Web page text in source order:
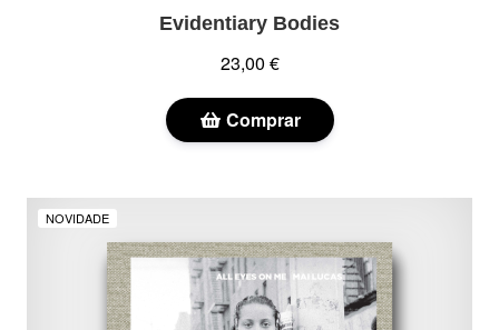
Evidentiary Bodies
23,00 €
Comprar
NOVIDADE